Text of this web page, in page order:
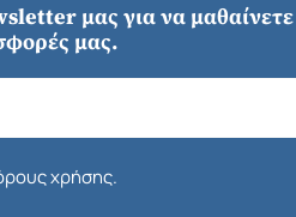
μας για να
μας.
χρήσης.